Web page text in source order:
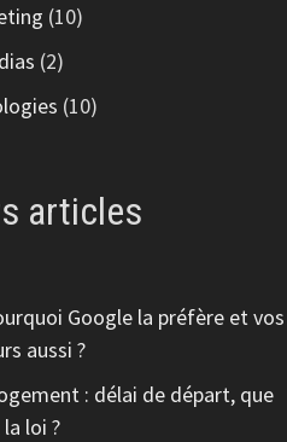
(10)
(2)
(10)
articles
Google la préfère et vos
aussi ?
: délai de départ, que
loi ?